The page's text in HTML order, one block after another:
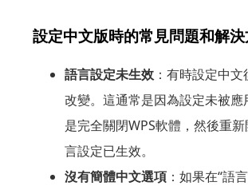
設定中文版時的常見問題和解
語言設定未生效：有時設定中文
改變。這通常是因為設定未被應
是完全關閉WPS軟體，然後重
言設定已生效。
沒有簡體中文選項：如果在“語